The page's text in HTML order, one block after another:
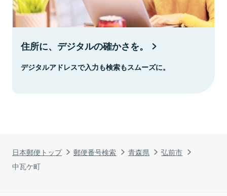
日本郵便トップ 郵便番号検索 青森県
弘前市
中瓦ケ町
住所に、デジタルの確かさを。
デジタルアドレスで入力も検索もスムーズに。